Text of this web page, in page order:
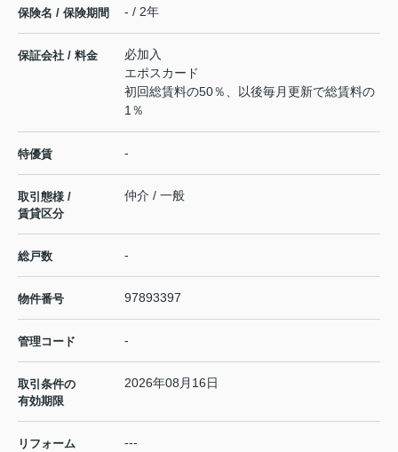
保険名 / 保険期間 - / 2年
保証会社 / 料金
必加入
エポスカード
初回総賃料の50％、以後毎月更新で総賃料の
1％
特優賃 -
取引態様 /
賃貸区分
仲介 / 一般
総戸数 -
物件番号 97893397
管理コード -
取引条件の
有効期限
2026年08月16日
リフォーム ---